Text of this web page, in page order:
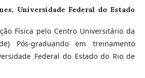
Universidade Federal do Estado
Física pelo Centro Universitário da
Pós-graduando em treinamento
Federal do Estado do Rio de